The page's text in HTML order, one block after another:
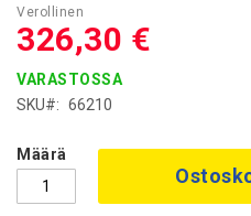
326,30 €
VARASTOSSA
SKU
66210
Määrä